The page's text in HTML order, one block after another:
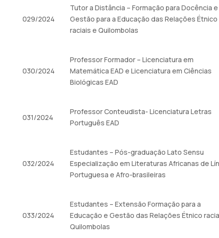
029/2024
Tutor a Distância – Formação para Docência e
Gestão para a Educação das Relações Étnico
raciais e Quilombolas
030/2024
Professor Formador – Licenciatura em
Matemática EAD e Licenciatura em Ciências
Biológicas EAD
031/2024
Professor Conteudista- Licenciatura Letras
Português EAD
032/2024
Estudantes – Pós-graduação Lato Sensu
Especialização em Literaturas Africanas de
Portuguesa e Afro-brasileiras
033/2024
Estudantes – Extensão Formação para a
Educação e Gestão das Relações Étnico
Quilombolas